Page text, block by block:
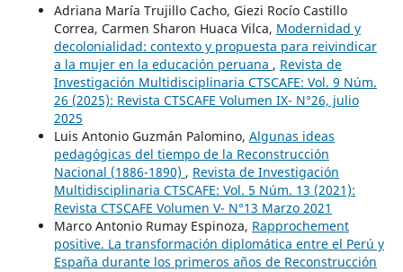
Adriana María Trujillo Cacho, Giezi Rocío Castillo
Correa, Carmen Sharon Huaca Vilca, Modernidad y
decolonialidad: contexto y propuesta para reivindicar
a la mujer en la educación peruana , Revista de
Investigación Multidisciplinaria CTSCAFE: Vol. 9 Núm.
26 (2025): Revista CTSCAFE Volumen IX- N°26, julio
2025
Luis Antonio Guzmán Palomino, Algunas ideas
pedagógicas del tiempo de la Reconstrucción
Nacional (1886-1890) , Revista de Investigación
Multidisciplinaria CTSCAFE: Vol. 5 Núm. 13 (2021):
Revista CTSCAFE Volumen V- N°13 Marzo 2021
Marco Antonio Rumay Espinoza, Rapprochement
positive. La transformación diplomática entre el Perú y
España durante los primeros años de Reconstrucción